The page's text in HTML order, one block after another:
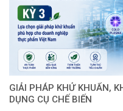
GIẢI PHÁP KHỬ KHUẨN,
DỤNG CỤ CHẾ BIẾN